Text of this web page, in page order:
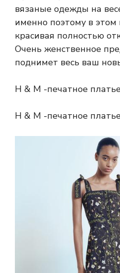
вязаные одежды на
именно поэтому в этом
красивая полностью
Очень женственное
поднимет весь ваш
H & M -печатное
H & M -печатное